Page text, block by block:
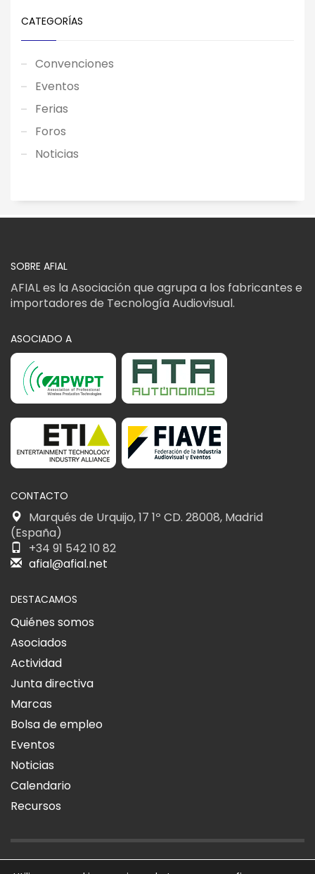
CATEGORÍAS
Convenciones
Eventos
Ferias
Foros
Noticias
SOBRE AFIAL
AFIAL es la Asociación que agrupa a los fabricantes e
importadores de Tecnología Audiovisual.
ASOCIADO A
CONTACTO
Marqués de Urquijo, 17 1º CD. 28008, Madrid
(España)
+34 91 542 10 82
afial@afial.net
DESTACAMOS
Quiénes somos
Asociados
Actividad
Junta directiva
Marcas
Bolsa de empleo
Eventos
Noticias
Calendario
Recursos